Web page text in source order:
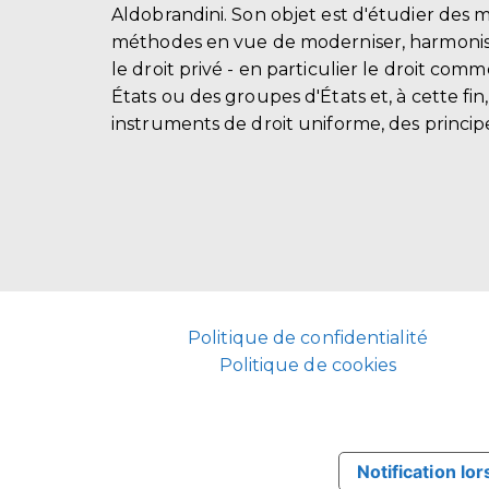
Aldobrandini. Son objet est d'étudier des
méthodes en vue de moderniser,
le droit privé - en particulier le droit
États ou des groupes d'États et, à cette
instruments de droit uniforme, des
Politique de confidentialité
Politique de cookies
Notification